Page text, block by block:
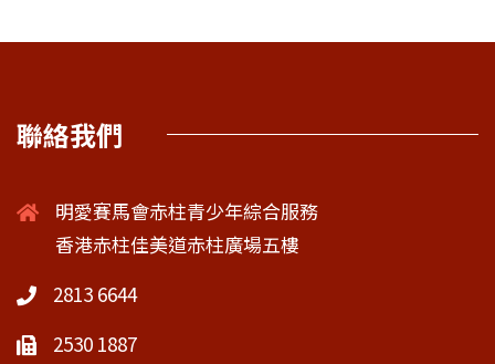
聯絡我們
明愛賽馬會赤柱青少年綜合服務
香港赤柱佳美道赤柱廣場五樓
2813 6644
2530 1887